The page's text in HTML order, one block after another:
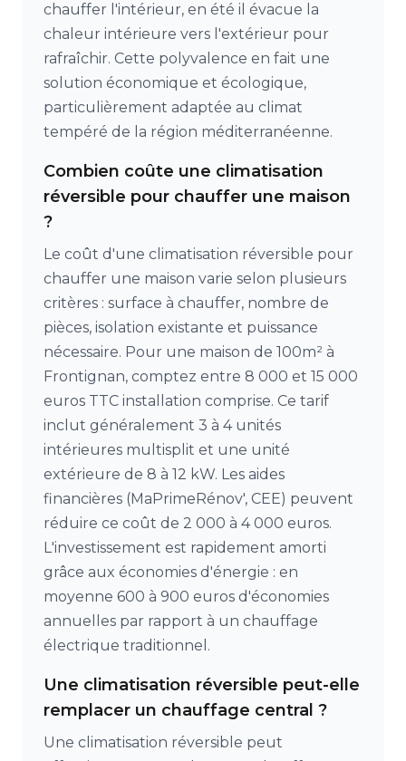
chauffer l'intérieur, en été il évacue la
chaleur intérieure vers l'extérieur pour
rafraîchir. Cette polyvalence en fait une
solution économique et écologique,
particulièrement adaptée au climat
tempéré de la région méditerranéenne.
Combien coûte une climatisation
réversible pour chauffer une maison
?
Le coût d'une climatisation réversible pour
chauffer une maison varie selon plusieurs
critères : surface à chauffer, nombre de
pièces, isolation existante et puissance
nécessaire. Pour une maison de 100m² à
Frontignan, comptez entre 8 000 et 15 000
euros TTC installation comprise. Ce tarif
inclut généralement 3 à 4 unités
intérieures multisplit et une unité
extérieure de 8 à 12 kW. Les aides
financières (MaPrimeRénov', CEE) peuvent
réduire ce coût de 2 000 à 4 000 euros.
L'investissement est rapidement amorti
grâce aux économies d'énergie : en
moyenne 600 à 900 euros d'économies
annuelles par rapport à un chauffage
électrique traditionnel.
Une climatisation réversible peut-elle
remplacer un chauffage central ?
Une climatisation réversible peut